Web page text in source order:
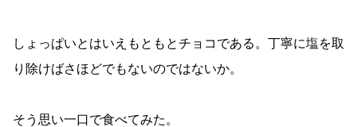
しょっぱいとはいえもともとチョコである。丁寧に塩を取
り除けばさほどでもないのではないか。
そう思い一口で食べてみた。